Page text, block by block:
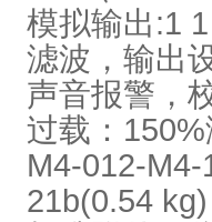
模拟输出:1
滤波，输出
声音报警，
过载：
M4-012-
21b(0.54 kg)